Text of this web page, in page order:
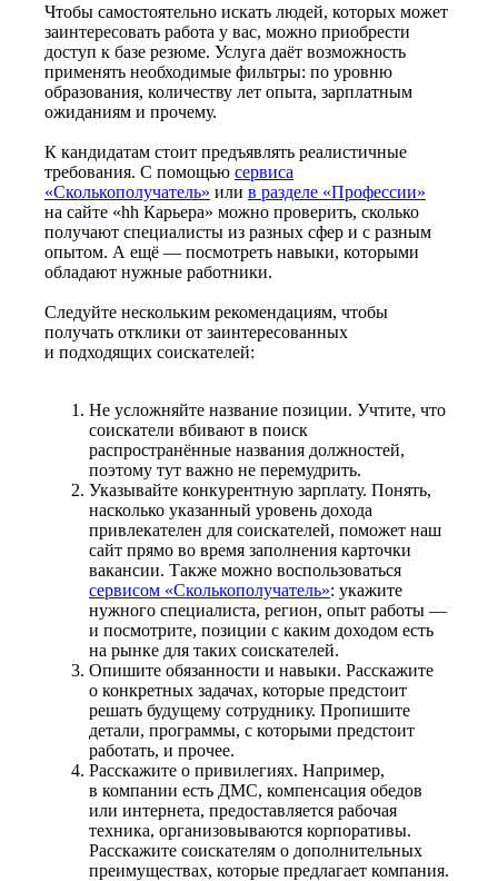
Чтобы самостоятельно искать людей, которых может
заинтересовать работа у вас, можно приобрести
доступ к базе резюме. Услуга даёт возможность
применять необходимые фильтры: по уровню
образования, количеству лет опыта, зарплатным
ожиданиям и прочему.
К кандидатам стоит предъявлять реалистичные
требования. С помощью сервиса
«Сколькополучатель» или в разделе «Профессии»
на сайте «hh Карьера» можно проверить, сколько
получают специалисты из разных сфер и с разным
опытом. А ещё — посмотреть навыки, которыми
обладают нужные работники.
Следуйте нескольким рекомендациям, чтобы
получать отклики от заинтересованных
и подходящих соискателей:
Не усложняйте название позиции. Учтите, что
соискатели вбивают в поиск
распространённые названия должностей,
поэтому тут важно не перемудрить.
Указывайте конкурентную зарплату. Понять,
насколько указанный уровень дохода
привлекателен для соискателей, поможет наш
сайт прямо во время заполнения карточки
вакансии. Также можно воспользоваться
сервисом «Сколькополучатель»: укажите
нужного специалиста, регион, опыт работы —
и посмотрите, позиции с каким доходом есть
на рынке для таких соискателей.
Опишите обязанности и навыки. Расскажите
о конкретных задачах, которые предстоит
решать будущему сотруднику. Пропишите
детали, программы, с которыми предстоит
работать, и прочее.
Расскажите о привилегиях. Например,
в компании есть ДМС, компенсация обедов
или интернета, предоставляется рабочая
техника, организовываются корпоративы.
Расскажите соискателям о дополнительных
преимуществах, которые предлагает компания.